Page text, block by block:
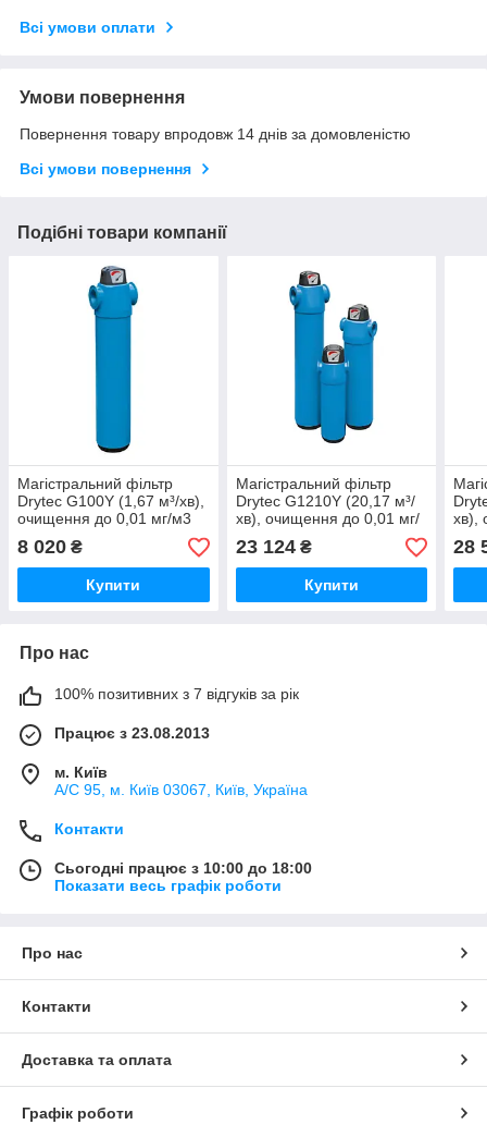
Всі умови оплати
Умови повернення
Повернення товару впродовж 14 днів за домовленістю
Всі умови повернення
Подібні товари компанії
Магістральний фільтр
Drytec G100Y (1,67 м³/хв),
очищення до 0,01 мг/м3
8 020 ₴
Купити
Магістральний фільтр
Drytec G1210Y (20,17 м³/
хв), очищення до 0,01 мг/
м3
23 124₴
Купити
хв),
м3
28
Про нас
100% позитивних з 7 відгуків за рік
Працює з 23.08.2013
м. Київ
А/С 95, м. Київ 03067, Київ, Україна
Контакти
Сьогодні працює з 10:00 до 18:00
Показати весь графік роботи
Про нас
Контакти
Доставка та оплата
Графік роботи